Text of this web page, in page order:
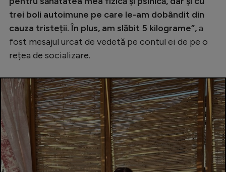
trei boli autoimune pe care le-am dobândit din
cauza tristeții. În plus, am slăbit 5 kilograme”,a
fost mesajul urcat de vedetă pe contul ei de pe o
rețea de socializare.